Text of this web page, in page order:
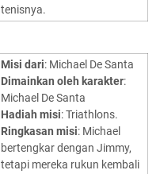
tenisnya.
Misi dari: Michael De Santa
Dimainkan oleh karakter:
Michael De Santa
Hadiah misi: Triathlons.
Ringkasan misi: Michael
bertengkar dengan Jimmy,
tetapi mereka rukun kembali